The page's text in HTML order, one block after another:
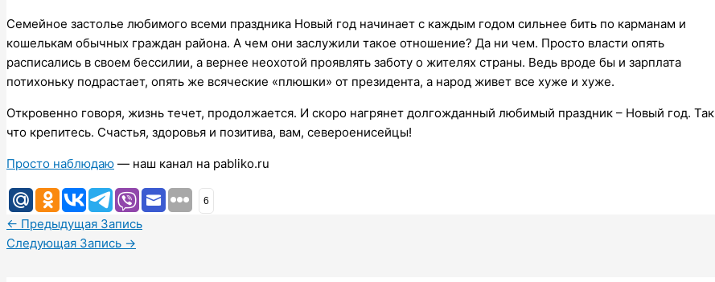
Семейное застолье любимого всеми праздника Новый год начинает с каждым годом сильнее бить по карманам и
кошелькам обычных граждан района. А чем они заслужили такое отношение? Да ни чем. Просто власти опять
расписались в своем бессилии, а вернее неохотой проявлять заботу о жителях страны. Ведь вроде бы и зарплата
потихоньку подрастает, опять же всяческие «плюшки» от президента, а народ живет все хуже и хуже.
Откровенно говоря, жизнь течет, продолжается. И скоро нагрянет долгожданный любимый праздник – Новый год. Так
что крепитесь. Счастья, здоровья и позитива, вам, североенисейцы!
Просто наблюдаю — наш канал на pabliko.ru
6
← Предыдущая Запись
Следующая Запись →